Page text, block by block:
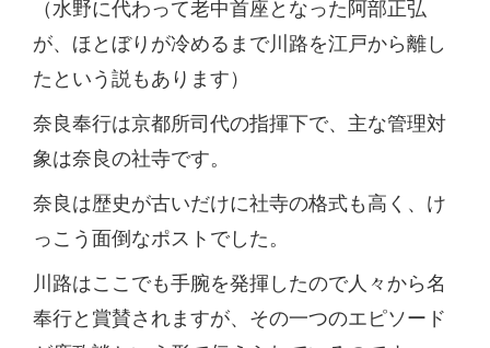
（水野に代わって老中首座となった阿部正弘
が、ほとぼりが冷めるまで川路を江戸から離し
たという説もあります）
奈良奉行は京都所司代の指揮下で、主な管理対
象は奈良の社寺です。
奈良は歴史が古いだけに社寺の格式も高く、け
っこう面倒なポストでした。
川路はここでも手腕を発揮したので人々から名
奉行と賞賛されますが、その一つのエピソード